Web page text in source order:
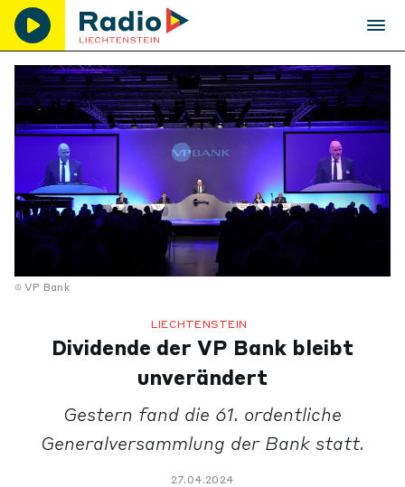
VP Bank
LIECHTENSTEIN
Dividende der VP Bank bleibt
unverändert
Gestern fand die 61. ordentliche
Generalversammlung der Bank statt.
27.04.2024